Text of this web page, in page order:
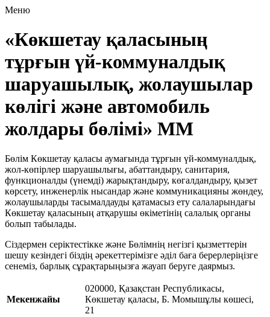
Меню
«Көкшетау қаласының
тұрғын үй-коммуналдық
шаруашылық, жолаушылар
көлігі және автомобиль
жолдары бөлімі» ММ
Бөлiм Көкшетау қаласы аумағында тұрғын үй-коммуналдық,
жол-көпiрлер шаруашылығы, абаттандыру, санитария,
функционалды (үнемдi) жарықтандыру, көгалдандыру, қызет
көрсету, инженерлiк нысандар және коммуникацияны жөндеу,
жолаушыларды тасымалдауды қатамасыз ету салаларындағы
Көкшетау қаласының атқарушы өкiметiнiң салалық органы
болып табылады.
Сiздермен серiктестiкке және Бөлiмнiң негiзгi қызметтерiн
шешу кезiндегi бiздiң әрекеттерiмiзге әдiл баға берерлерiңiзге
сенемiз, барлық сұрақтарыңызға жауап беруге даярмыз.
Мекенжайы
020000, Қазақстан Республикасы,
Көкшетау қаласы, Б. Момышұлы көшесі,
21